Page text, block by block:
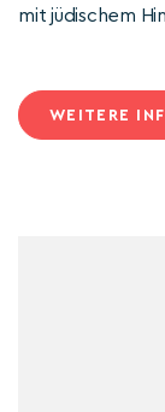
mit jüdischem
WEITERE